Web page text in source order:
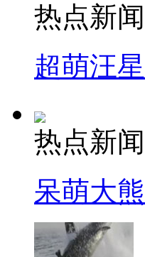
热点新闻
超萌汪
热点新闻
呆萌大